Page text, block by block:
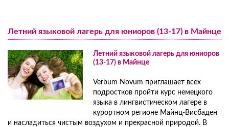
Онлайн-курс немецкого языка по Skype
медицинской терминологии
НЕМЕЦКИЙ ДЛЯ ВРАЧЕЙ
Подготовка к языковому экзамену для стоматологов при
стоматологической ассоциации
Семейные программы
Цены на программу полного погружения
Групповые поездки в Германию
Цены на групповые поездки в Германию
Летний языковой лагерь для юниоров (13-17) в Майнце
Летний языковой лагерь для юниоров
(13-17) в Майнце
Verbum Novum приглашает всех
подростков пройти курс немецкого
языка в лингвистическом лагере в
курортном регионе Майнц-Висбаден
и насладиться чистым воздухом и прекрасной природой. В